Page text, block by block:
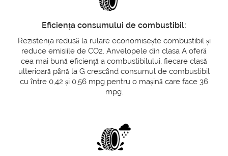
Eficiența consumului de combustibil:
Rezistența redusă la rulare economisește combustibil și
reduce emisiile de CO2. Anvelopele din clasa A oferă
cea mai bună eficiență a combustibilului, fiecare clasă
ulterioară până la G crescând consumul de combustibil
cu între 0,42 și 0,56 mpg pentru o mașină care face 36
mpg.